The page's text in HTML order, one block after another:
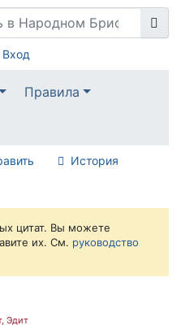
Вход
Правила
История
цитат. Вы можете
их. См. руководство
Эдит